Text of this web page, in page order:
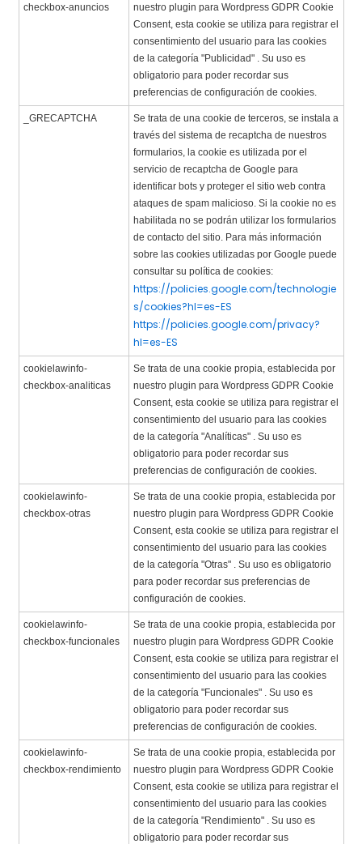
checkbox-anuncios
nuestro plugin para Wordpress GDPR Cookie
Consent, esta cookie se utiliza para registrar el
consentimiento del usuario para las cookies
de la categoría "Publicidad" . Su uso es
obligatorio para poder recordar sus
preferencias de configuración de cookies.
_GRECAPTCHA
Se trata de una cookie de terceros, se instala a
través del sistema de recaptcha de nuestros
formularios, la cookie es utilizada por el
servicio de recaptcha de Google para
identificar bots y proteger el sitio web contra
ataques de spam malicioso. Si la cookie no es
habilitada no se podrán utilizar los formularios
de contacto del sitio. Para más información
sobre las cookies utilizadas por Google puede
consultar su política de cookies:
https://policies.google.com/technologie
s/cookies?hl=es-ES
https://policies.google.com/privacy?
hl=es-ES
cookielawinfo-
checkbox-analiticas
Se trata de una cookie propia, establecida por
nuestro plugin para Wordpress GDPR Cookie
Consent, esta cookie se utiliza para registrar el
consentimiento del usuario para las cookies
de la categoría "Analíticas" . Su uso es
obligatorio para poder recordar sus
preferencias de configuración de cookies.
cookielawinfo-
checkbox-otras
Se trata de una cookie propia, establecida por
nuestro plugin para Wordpress GDPR Cookie
Consent, esta cookie se utiliza para registrar el
consentimiento del usuario para las cookies
de la categoría "Otras" . Su uso es obligatorio
para poder recordar sus preferencias de
configuración de cookies.
cookielawinfo-
checkbox-funcionales
Se trata de una cookie propia, establecida por
nuestro plugin para Wordpress GDPR Cookie
Consent, esta cookie se utiliza para registrar el
consentimiento del usuario para las cookies
de la categoría "Funcionales" . Su uso es
obligatorio para poder recordar sus
preferencias de configuración de cookies.
cookielawinfo-
checkbox-rendimiento
Se trata de una cookie propia, establecida por
nuestro plugin para Wordpress GDPR Cookie
Consent, esta cookie se utiliza para registrar el
consentimiento del usuario para las cookies
de la categoría "Rendimiento" . Su uso es
obligatorio para poder recordar sus